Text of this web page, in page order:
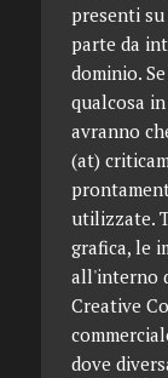
presenti
parte da
dominio.
qualcosa
avranno
(at)
utilizzate.
grafica, le
all'interno
Creative
dove